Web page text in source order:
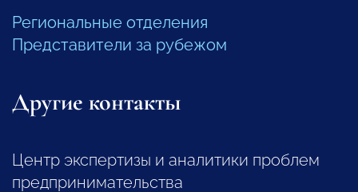
Региональные отделения
Представители за рубежом
Другие контакты
Центр экспертизы и аналитики проблем
предпринимательства